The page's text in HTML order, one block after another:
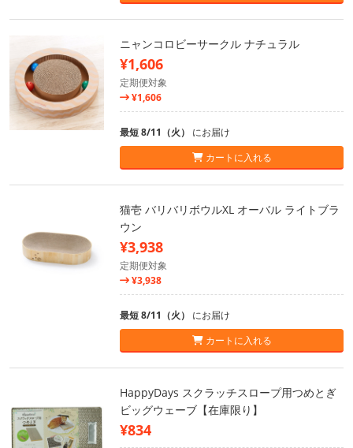
ニャンコロビーサークル ナチュラル
¥1,606
定期便対象
¥1,606
最短 8/11（火） にお届け
カートに入れる
猫壱 バリバリボウルXL オーバル ライトブラ
ウン
¥3,938
定期便対象
¥3,938
最短 8/11（火） にお届け
カートに入れる
HappyDays スクラッチスロープ用つめとぎ
ビッグウェーブ【在庫限り】
¥834